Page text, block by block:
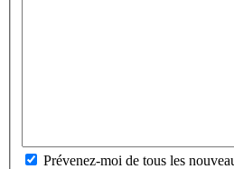
Prévenez-moi de tous les